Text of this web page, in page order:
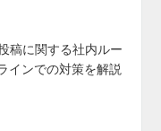
稿に関する社内ルー
インでの対策を解説